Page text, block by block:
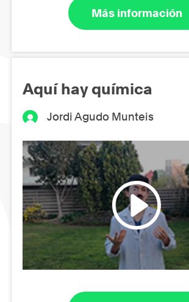
Más información
Aquí hay química
Jordi Agudo Munteis